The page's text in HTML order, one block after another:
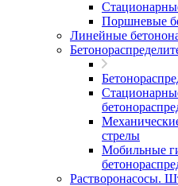
Поршневые
Линейные
стрелы
Мобильные
Растворонасосы.